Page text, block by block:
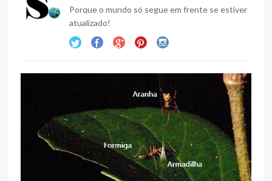
Porque o mundo só segue em frente se estiver
atualizado!